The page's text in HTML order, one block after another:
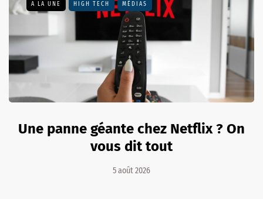
A LA UNE HIGH TECH MÉDIAS
Une panne géante chez Netflix ? On
vous dit tout
5 août 2026